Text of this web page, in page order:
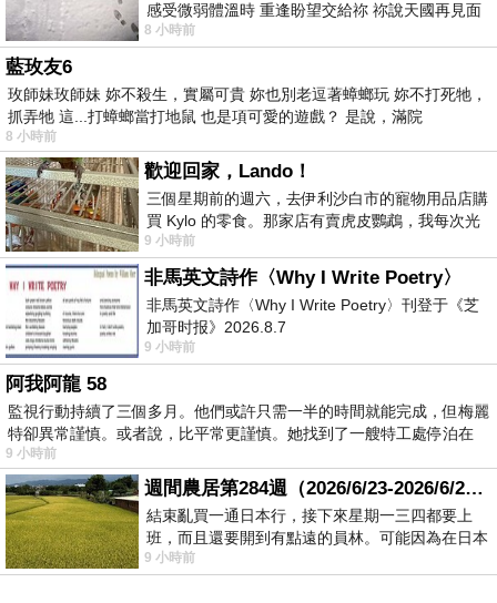
感受微弱體溫時 重逢盼望交給祢 祢說天國再見面
此刻忍淚說別離 他日靈魂再
8 小時前
藍玫友6
玫師妹玫師妹 妳不殺生，實屬可貴 妳也別老逗著蟑螂玩 妳不打死牠，
抓弄牠 這...打蟑螂當打地鼠 也是項可愛的遊戲？ 是說，滿院
8 小時前
歡迎回家，Lando！
三個星期前的週六，去伊利沙白市的寵物用品店購
買 Kylo 的零食。那家店有賣虎皮鸚鵡，我每次光
顧都會去看一下。他們偶爾會引進 C
9 小時前
非馬英文詩作〈Why I Write Poetry〉
非馬英文詩作〈Why I Write Poetry〉刊登于《芝
加哥时报》2026.8.7
9 小時前
阿我阿龍 58
監視行動持續了三個多月。他們或許只需一半的時間就能完成，但梅麗
特卻異常謹慎。或者說，比平常更謹慎。她找到了一艘特工處停泊在
9 小時前
週間農居第284週（2026/6/23-2026/6/24) 夏至 金黃稻浪洋溢豐收喜悅
結束亂買一通日本行，接下來星期一三四都要上
班，而且還要開到有點遠的員林。可能因為在日本
花不少錢，星期一出門上班時，心裡沒有一
9 小時前